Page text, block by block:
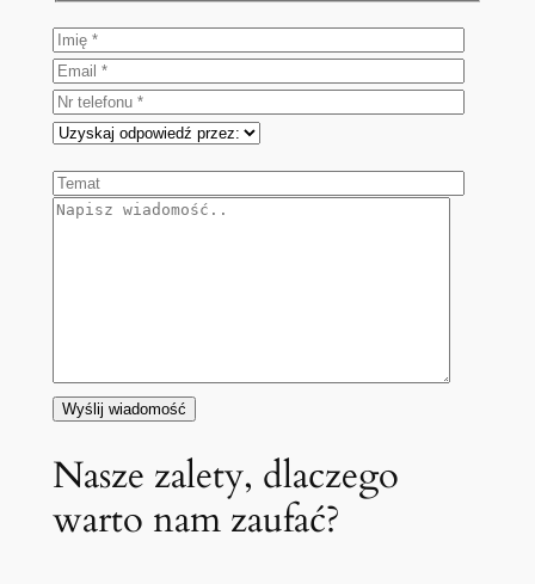
Nasze zalety, dlaczego
warto nam zaufać?